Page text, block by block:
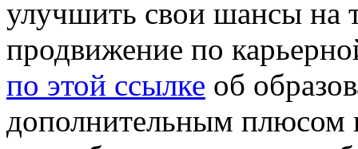
улучшить свои шансы на
продвижение по
по этой ссылке об
дополнительным плюсом